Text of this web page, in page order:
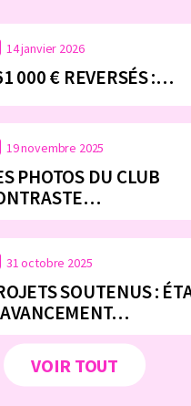
VOIR TOUT
14 janvier 2026
000 € REVERSÉS :…
19 novembre 2025
PHOTOS DU CLUB
31 octobre 2025
SOUTENUS :